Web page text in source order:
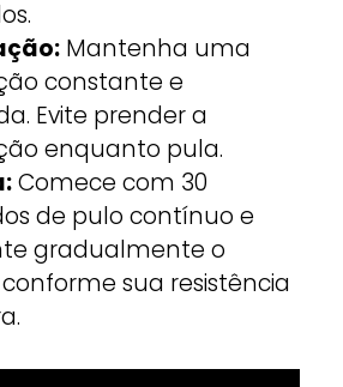
Mantenha uma
constante e
Evite prender a
enquanto pula.
Comece com 30
de pulo contínuo e
gradualmente o
sua resistência